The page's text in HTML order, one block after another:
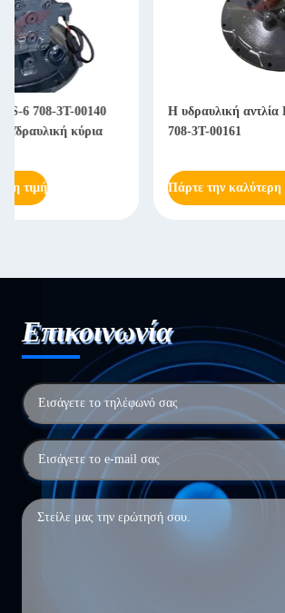
Η υδραυλική αντλία PC60-8 PC70-8
708-3T-00161
Πάρτε την καλύτερη τιμή
Επικοινωνία